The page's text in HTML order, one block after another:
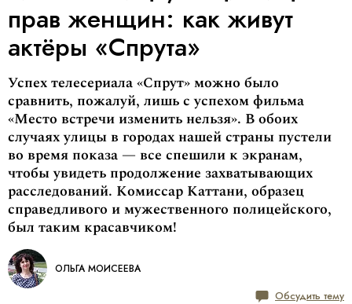
прав женщин: как живут
актёры «Спрута»
Успех телесериала «Спрут» можно было
сравнить, пожалуй, лишь с успехом фильма
«Место встречи изменить нельзя». В обоих
случаях улицы в городах нашей страны пустели
во время показа — все спешили к экранам,
чтобы увидеть продолжение захватывающих
расследований. Комиссар Каттани, образец
справедливого и мужественного полицейского,
был таким красавчиком!
ОЛЬГА МОИСЕЕВА
Обсудить тему